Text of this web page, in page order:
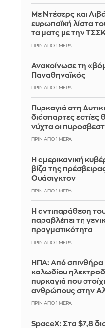
Με Ντέσερς και
ευρωπαϊκή λίστα
τα ματς με την
ΠΡΙΝ ΑΠΌ 1 ΜΈΡΑ
Ανακοίνωσε τη
Παναθηναϊκός
ΠΡΙΝ ΑΠΌ 1 ΜΈΡΑ
Πυρκαγιά στη
διάσπαρτες εστίες
νύχτα οι
ΠΡΙΝ ΑΠΌ 1 ΜΈΡΑ
Η αμερικανική
βίζα της
Ουάσιγκτον
ΠΡΙΝ ΑΠΌ 1 ΜΈΡΑ
Η αντιπαράθεση
παραβλέπει τη
πραγματικότητα
ΠΡΙΝ ΑΠΌ 1 ΜΈΡΑ
ΗΠΑ: Από σπινθήρα
καλωδίου
πυρκαγιά που
ανθρώπους στην
ΠΡΙΝ ΑΠΌ 1 ΜΈΡΑ
SpaceX: Στα $7,8